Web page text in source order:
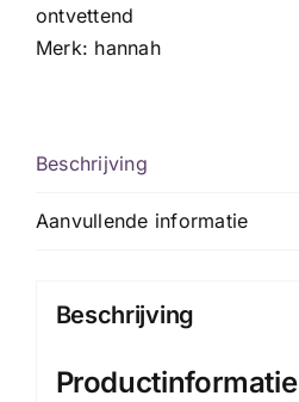
ontvettend
Merk: hannah
Beschrijving
Aanvullende informatie
Beschrijving
Productinformatie